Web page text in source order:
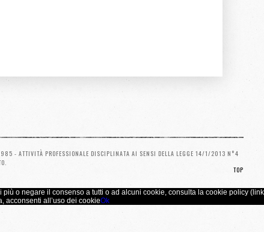
- ATTIVITÀ PROFESSIONALE DISCIPLINATA AI SENSI DELLA LEGGE 14/1/2013 N°4
TOP
o negare il consenso a tutti o ad alcuni cookie, consulta la cookie policy (link
acconsenti all’uso dei cookieOk